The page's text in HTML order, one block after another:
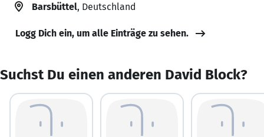
Barsbüttel, Deutschland
Logg Dich ein, um alle Einträge zu sehen.
Suchst Du einen anderen David Block?